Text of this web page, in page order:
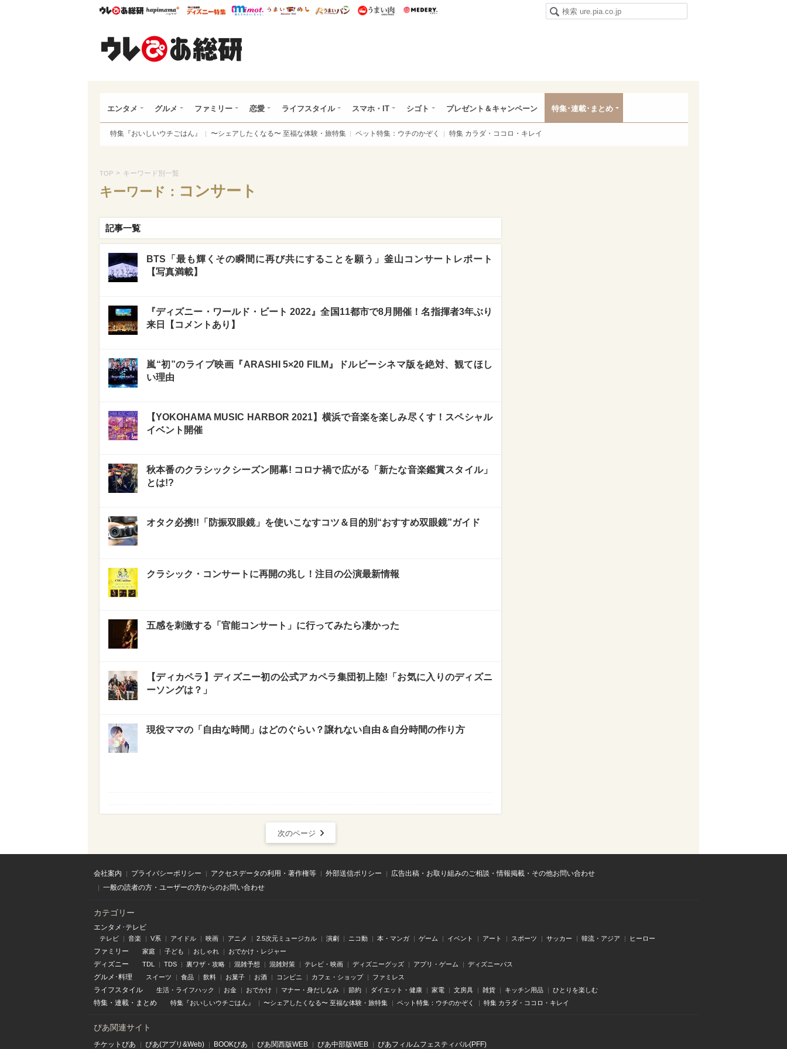
ウレぴあ総研ハピママ* ウレぴあ総研 ディズニー特集
mimot. うまいめし うまいパン うまい肉
エンタメ グルメ ファミリー 恋愛 ライフスタイル スマホ・IT シゴト プレゼント＆キャンペーン 特集･連載･まとめ
特集『おいしいウチごはん』 〜シェアしたくなる〜 至福な体験・旅特集 ペット特集：ウチのかぞく 特集 カラダ・ココロ・キレイ
TOP > キーワード別一覧
キーワード： コンサート
記事一覧
BTS「最も輝くその瞬間に再び共にすることを願う」釜山コンサートレポート
【写真満載】
『ディズニー・ワールド・ビート 2022』全国11都市で8月開催！名指揮者3年ぶり
来日【コメントあり】
嵐“初”のライブ映画『ARASHI 5×20 FILM』ドルビーシネマ版を絶対、観てほし
い理由
【YOKOHAMA MUSIC HARBOR 2021】横浜で音楽を楽しみ尽くす！スペシャル
イベント開催
秋本番のクラシックシーズン開幕! コロナ禍で広がる「新たな音楽鑑賞スタイル」
とは!?
オタク必携!!「防振双眼鏡」を使いこなすコツ＆目的別“おすすめ双眼鏡”ガイド
クラシック・コンサートに再開の兆し！注目の公演最新情報
五感を刺激する「官能コンサート」に行ってみたら凄かった
【ディカペラ】ディズニー初の公式アカペラ集団初上陸!「お気に入りのディズニ
ーソングは？」
現役ママの「自由な時間」はどのぐらい？譲れない自由＆自分時間の作り方
次のページ
会社案内 プライバシーポリシー アクセスデータの利用・著作権等 外部送信ポリシー
広告出稿・お取り組みのご相談・情報掲載・その他お問い合わせ
一般の読者の方・ユーザーの方からのお問い合わせ
カテゴリー
エンタメ･テレビ
テレビ 音楽 V系 アイドル 映画 アニメ 2.5次元ミュージカル 演劇 ニコ動 本・マンガ ゲーム イベント アート スポーツ サッカー 韓流・アジア ヒーロー
ファミリー 家庭 子ども おしゃれ おでかけ・レジャー
ディズニー TDL TDS 裏ワザ・攻略 混雑予想 混雑対策 テレビ・映画 ディズニーグッズ アプリ・ゲーム ディズニーパス
グルメ･料理 スイーツ 食品 飲料 お菓子 お酒 コンビニ カフェ・ショップ ファミレス
ライフスタイル 生活・ライフハック お金 おでかけ マナー・身だしなみ 節約 ダイエット・健康 家電 文房具 雑貨 キッチン用品 ひとりを楽しむ
特集 ・ 連載 ・ まとめ 特集『おいしいウチごはん』 〜シェアしたくなる〜 至福な体験・旅特集 ペット特集：ウチのかぞく 特集 カラダ・ココロ・キレイ
ぴあ関連サイト
チケットぴあ ぴあ(アプリ&Web) BOOKぴあ ぴあ関⻄版WEB ぴあ中部版WEB ぴあフィルムフェスティバル(PFF)